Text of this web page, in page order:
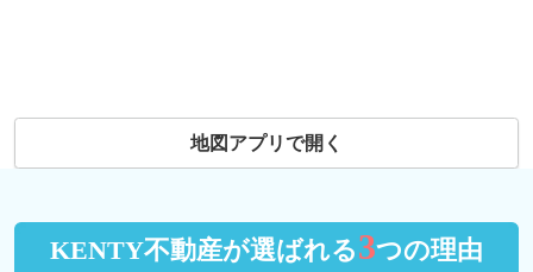
地図アプリで開く
KENTY不動産が選ばれる3つの理由